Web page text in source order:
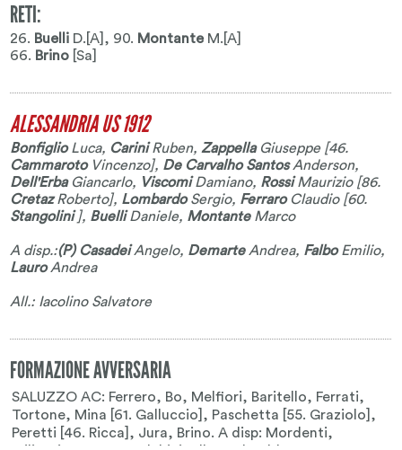
RETI:
26. Buelli D.[A] , 90. MontanteM.[A]
66. Brino [Sa]
ALESSANDRIA US 1912
BonfiglioLuca, CariniRuben, ZappellaGiuseppe[46.
CammarotoVincenzo], De Carvalho SantosAnderson,
Dell'ErbaGiancarlo, ViscomiDamiano, RossiMaurizio[86.
CretazRoberto], LombardoSergio, FerraroClaudio[60.
Stangolini ], BuelliDaniele, MontanteMarco
A disp.:(P) CasadeiAngelo, DemarteAndrea, FalboEmilio,
LauroAndrea
All.: Iacolino Salvatore
FORMAZIONE AVVERSARIA